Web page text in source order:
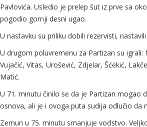
Pavlovića. Usledio je prelep šut iz prve sa
pogodio gornji desni ugao.
U nastavku su priliku dobili rezervisti,
U drugom poluvremenu za Partizan su igrali:
Vujačić, Vitas, Urošević, Zdjelar, Šćekić,
Matić.
U 71. minutu činilo se da je Partizan mogao
osnova, ali je i ovoga puta sudija odlučio da
Zemun u 75. minutu smanjuje vođstvo.